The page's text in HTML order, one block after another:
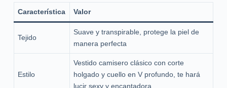
Característica Valor
Tejido
Suave y transpirable, protege la piel de
manera perfecta
Estilo
Vestido camisero clásico con corte
holgado y cuello en V profundo, te hará
lucir sexy y encantadora